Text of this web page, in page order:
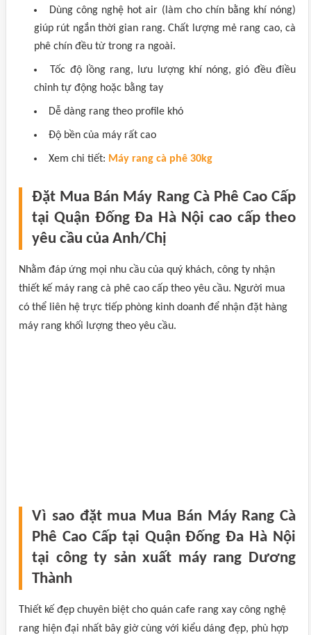
Dùng công nghệ hot air (làm cho chín bằng khí nóng)
giúp rút ngắn thời gian rang. Chất lượng mẻ rang cao, cà
phê chín đều từ trong ra ngoài.
Tốc độ lồng rang, lưu lượng khí nóng, gió đều điều
chỉnh tự động hoặc bằng tay
Dễ dàng rang theo profile khó
Độ bền của máy rất cao
Xem chi tiết: Máy rang cà phê 30kg
Đặt Mua Bán Máy Rang Cà Phê Cao Cấp
tại Quận Đống Đa Hà Nội cao cấp theo
yêu cầu của Anh/Chị
Nhằm đáp ứng mọi nhu cầu của quý khách, công ty nhận
thiết kế máy rang cà phê cao cấp theo yêu cầu. Người mua
có thể liên hệ trực tiếp phòng kinh doanh để nhận đặt hàng
máy rang khối lượng theo yêu cầu.
Vì sao đặt mua Mua Bán Máy Rang Cà
Phê Cao Cấp tại Quận Đống Đa Hà Nội
tại công ty sản xuất máy rang Dương
Thành
Thiết kế đẹp chuyên biệt cho quán cafe rang xay công nghệ
rang hiện đại nhất bây giờ cùng với kiểu dáng đẹp, phù hợp